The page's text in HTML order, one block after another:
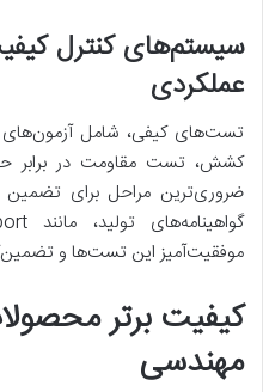
سیستم‌های کنترل
عملکردی
تست‌های کیفی، شامل
کشش، تست مقاومت در برابر
ضروری‌ترین مراحل برای تضمین
موفقیت‌آمیز این تست‌ها و
کیفیت برتر
مهندسی